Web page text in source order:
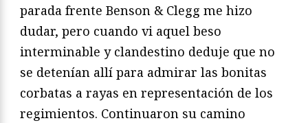
parada frente Benson & Clegg me hizo
dudar, pero cuando vi aquel beso
interminable y clandestino deduje que no
se detenían allí para admirar las bonitas
corbatas a rayas en representación de los
regimientos. Continuaron su camino